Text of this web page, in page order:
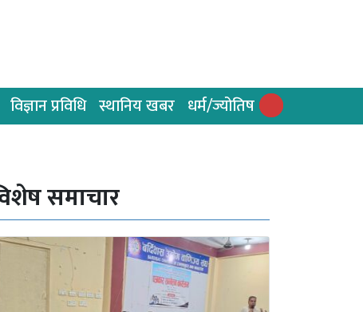
विज्ञान प्रविधि स्थानिय खबर धर्म/ज्योतिष
समाचार